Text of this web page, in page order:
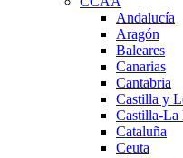
Andalucía
Aragón
Baleares
Canarias
Cantabria
Castilla y
Castilla-La
Cataluña
Ceuta